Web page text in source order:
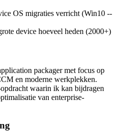
OS migraties verricht (Win10 --
device hoeveel heden (2000+)
packager met focus op
en moderne werkplekken.
waarin ik kan bijdragen
van enterprise-